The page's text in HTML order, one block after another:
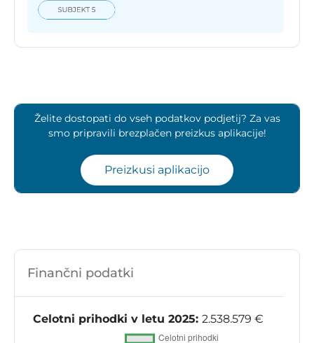
Želite dostopati do vseh podatkov podjetij? Za vas
smo pripravili brezplačen preizkus aplikacije!
Preizkusi aplikacijo
Finančni podatki
Celotni prihodki v letu 2025: 2.538.579 €